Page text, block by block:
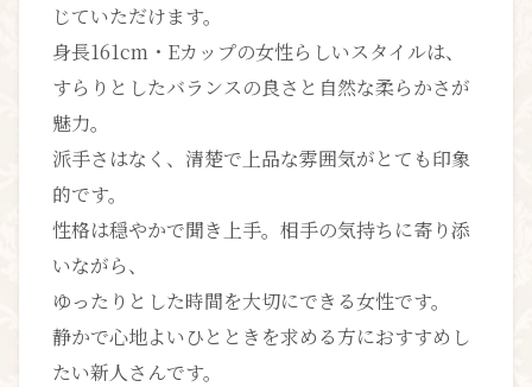
じていただけます。
身長161cm・Eカップの女性らしいスタイルは、
すらりとしたバランスの良さと自然な柔らかさが
魅力。
派手さはなく、清楚で上品な雰囲気がとても印象
的です。
性格は穏やかで聞き上手。相手の気持ちに寄り添
いながら、
ゆったりとした時間を大切にできる女性です。
静かで心地よいひとときを求める方におすすめし
たい新人さんです。